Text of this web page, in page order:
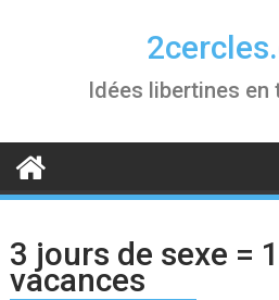
Idées libertines en
3 jours de sexe =
vacances